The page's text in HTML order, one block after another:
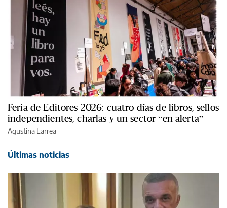
Feria de Editores 2026: cuatro días de libros, sellos
independientes, charlas y un sector “en alerta”
Agustina Larrea
Últimas noticias